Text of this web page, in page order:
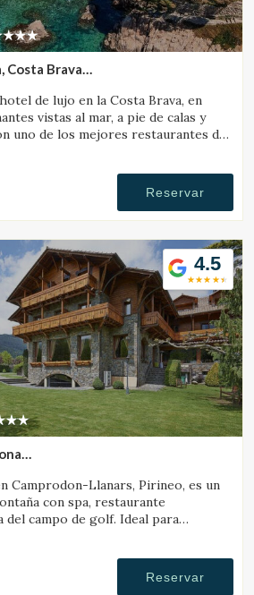
Costa Brava
de lujo en la Costa Brava, en
vistas al mar, a pie de calas y
uno de los mejores restaurantes de
Reservar
4.5
Camprodon-Llanars, Pirineo, es un
con spa, restaurante
campo de golf. Ideal para
Reservar